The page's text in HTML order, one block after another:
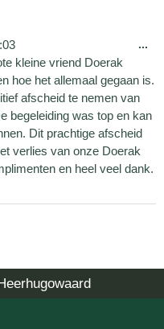
kleine vriend Doerak
hoe het allemaal gegaan is.
afscheid te nemen van
begeleiding was top en kan
Dit prachtige afscheid
verlies van onze Doerak
en heel veel dank.
...